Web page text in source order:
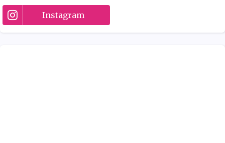
Instagram